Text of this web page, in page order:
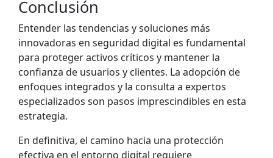
Conclusión
Entender las tendencias y soluciones más
innovadoras en seguridad digital es fundamental
para proteger activos críticos y mantener la
confianza de usuarios y clientes. La adopción de
enfoques integrados y la consulta a expertos
especializados son pasos imprescindibles en esta
estrategia.
En definitiva, el camino hacia una protección
efectiva en el entorno digital requiere